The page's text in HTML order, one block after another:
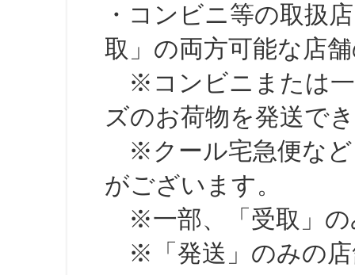
・コンビニ等の取扱
取」の両方可能な店
※コンビニまたは一
ズのお荷物を発送で
※クール宅急便など
がございます。
※一部、「受取」の
※「発送」のみの店